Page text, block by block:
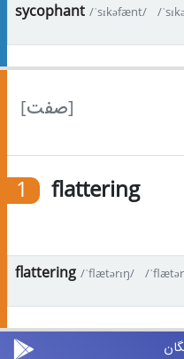
sycophant /ˈsɪkəfænt/ /
[صفت]
1 flattering
flattering /ˈflætərɪŋ/ /